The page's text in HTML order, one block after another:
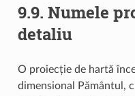
9.9. Numele
detaliu
O proiecție de hartă
dimensional Pământul,